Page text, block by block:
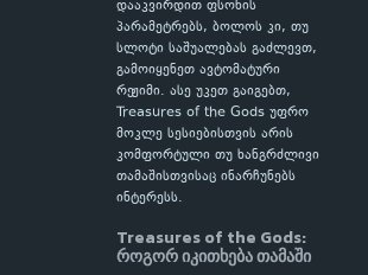
დააკვირდით ფსონის
პარამეტრებს, ბოლოს კი, თუ
სლოტი საშუალებას გაძლევთ,
გამოიყენეთ ავტომატური
რეჟიმი. ასე უკეთ გაიგებთ,
Treasures of the Gods უფრო
მოკლე სესიებისთვის არის
კომფორტული თუ ხანგრძლივი
თამაშისთვისაც ინარჩუნებს
ინტერესს.
Treasures of the Gods:
როგორ იკითხება თამაში